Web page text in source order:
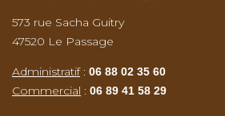
573 rue Sacha Guitry
47520 Le Passage
Administratif: 06 88 02 35 60
Commercial : 06 89 41 58 29